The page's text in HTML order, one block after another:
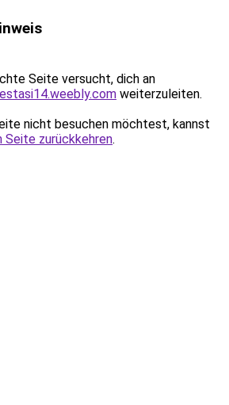
Seite versucht, dich an
weiterzuleiten.
nicht besuchen möchtest, kannst
Seite zurückkehren.